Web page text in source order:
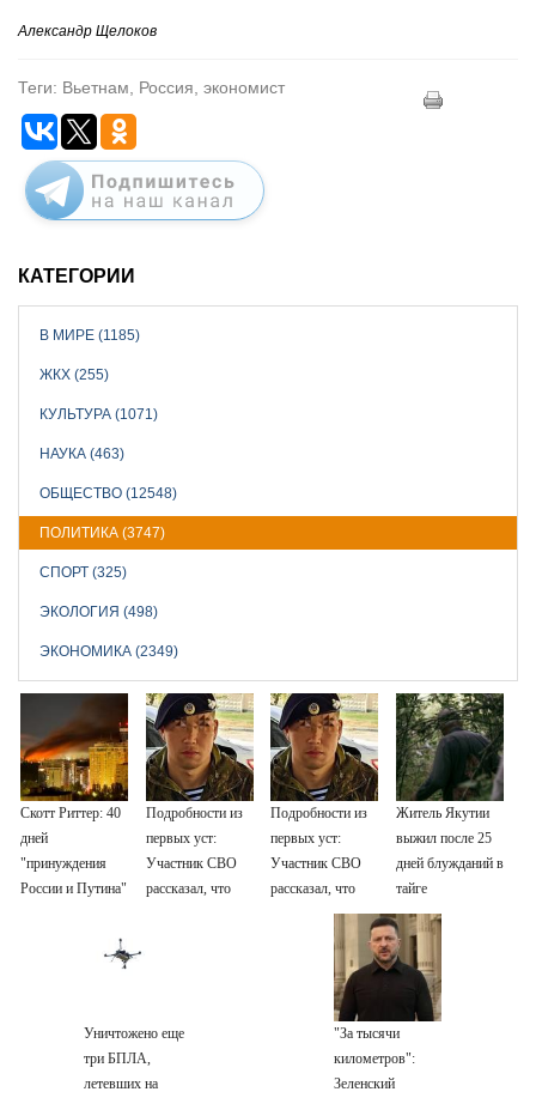
Александр Щелоков
Теги: Вьетнам, Россия, экономист
КАТЕГОРИИ
В МИРЕ (1185)
ЖКХ (255)
КУЛЬТУРА (1071)
НАУКА (463)
ОБЩЕСТВО (12548)
ПОЛИТИКА (3747)
СПОРТ (325)
ЭКОЛОГИЯ (498)
ЭКОНОМИКА (2349)
Скотт Риттер: 40
дней
"принуждения
России и Путина"
Подробности из
первых уст:
Участник СВО
рассказал, что
Подробности из
первых уст:
Участник СВО
рассказал, что
спасло его в
Житель Якутии
выжил после 25
дней блужданий в
тайге
Уничтожено еще
три БПЛА,
летевших на
"За тысячи
километров":
Зеленский